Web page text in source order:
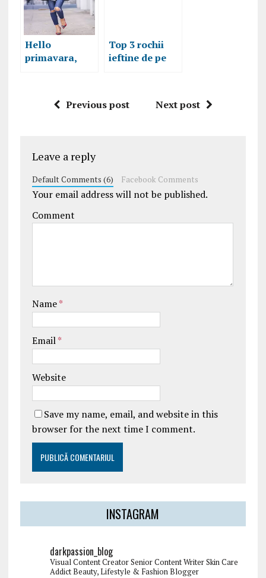
Hello
primavara,
Top 3 rochii
ieftine de pe
Previous post
Next post
Leave a reply
Default Comments (6) Facebook Comments
Your email address will not be published.
Comment
Name*
Email*
Website
Save my name, email, and website in this
browser for the next time I comment.
INSTAGRAM
darkpassion_blog
Visual Content CreatorSenior Content WriterSkin Care
AddictBeauty, Lifestyle & Fashion Blogger